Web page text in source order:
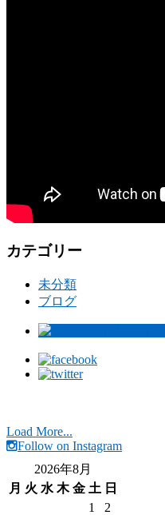
カテゴリー
未分類
ブログ
Load More...
Follow on Instagram
2026年8月
月 火 水 木 金 土 日
1
2